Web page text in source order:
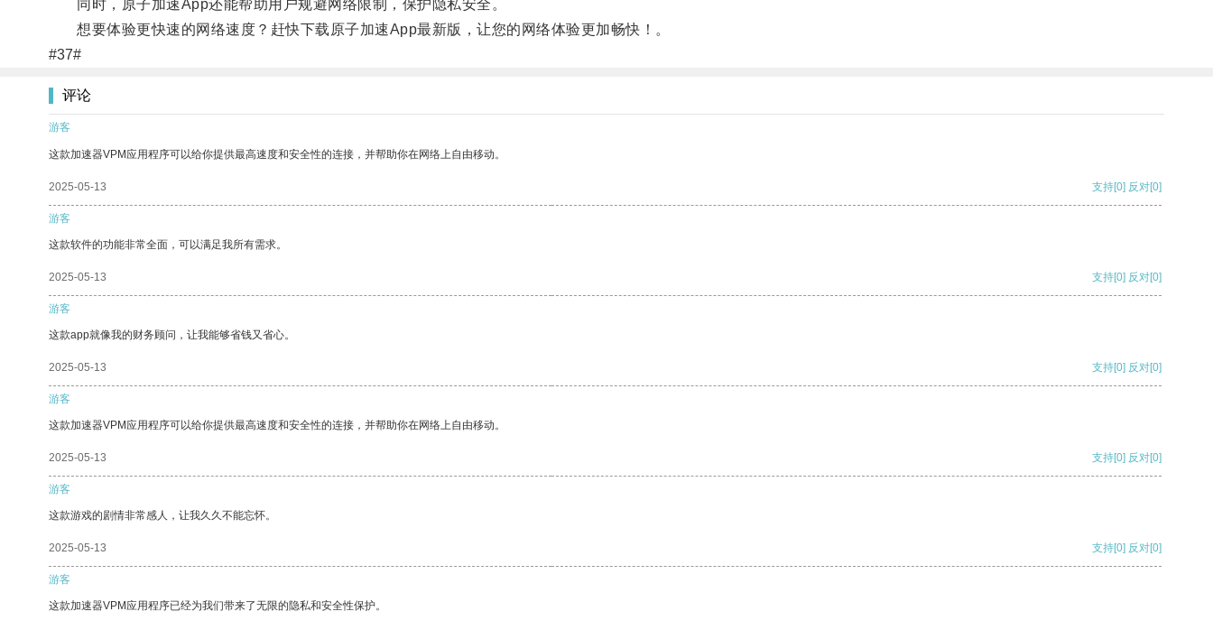
同时，原子加速App还能帮助用户规避网络限制，保护隐私安全。
想要体验更快速的网络速度？赶快下载原子加速App最新版，让您的网络体验更加畅快！。
#37#
评论
游客
这款加速器VPM应用程序可以给你提供最高速度和安全性的连接，并帮助你在网络上自由移动。
2025-05-13 支持[0] 反对[0]
游客
这款软件的功能非常全面，可以满足我所有需求。
2025-05-13 支持[0] 反对[0]
游客
这款app就像我的财务顾问，让我能够省钱又省心。
2025-05-13 支持[0] 反对[0]
游客
这款加速器VPM应用程序可以给你提供最高速度和安全性的连接，并帮助你在网络上自由移动。
2025-05-13 支持[0] 反对[0]
游客
这款游戏的剧情非常感人，让我久久不能忘怀。
2025-05-13 支持[0] 反对[0]
游客
这款加速器VPM应用程序已经为我们带来了无限的隐私和安全性保护。